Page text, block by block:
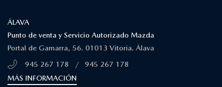
ÁLAVA
Punto de venta y Servicio Autorizado Mazda
Portal de Gamarra, 56. 01013 Vitoria. Álava
945 267 178
/
945 267 178
MÁS INFORMACIÓN